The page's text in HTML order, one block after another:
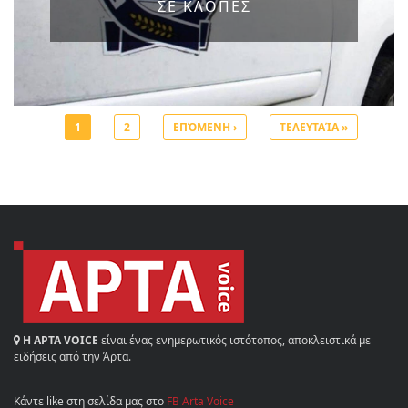
ΣΕ ΚΛΟΠΕΣ
1 2 ΕΠΌΜΕΝΗ › ΤΕΛΕΥΤΑΊΑ »
Η ΑΡΤΑ VOICE είναι ένας ενημερωτικός ιστότοπος, αποκλειστικά με
ειδήσεις από την Άρτα.
Κάντε like στη σελίδα μας στο FB Arta Voice